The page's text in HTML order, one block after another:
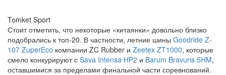
Tomket Sport
Стоит отметить, что некоторые «китаянки» довольно близко
подобрались к топ-20. В частности, летние шины Goodride Z-
107 ZuperEco компании ZC Rubber и Zeetex ZT1000, которые
смело конкурируют с Sava Intensa HP2 и Barum Bravuris 5HM,
оставшимися за пределами финальной части соревнований.